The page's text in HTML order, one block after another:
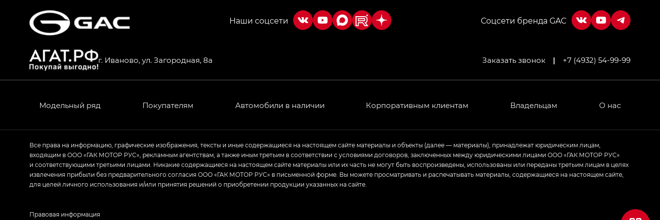
Соцсети бренда GAC
г. Иваново, ул. Загородная, 8а Заказать звонок | +7 (4932) 54-99-99
Модельный ряд Покупателям Автомобили в наличии Корпоративным клиентам Владельцам О нас
Все права на информацию, графические изображения, тексты и иные содержащиеся на настоящем сайте материалы и объекты (далее — материалы), принадлежат юридическим лицам,
входящим в ООО «ГАК МОТОР РУС», рекламным агентствам, а также иным третьим в соответствии с условиями договоров, заключенных между юридическими лицами ООО «ГАК МОТОР РУС»
и соответствующими третьими лицами. Никакие содержащиеся на настоящем сайте материалы или их часть не могут быть воспроизведены, использованы или переданы третьим лицам в целях
извлечения прибыли без предварительного согласия ООО «ГАК МОТОР РУС» в письменной форме. Вы можете просматривать и распечатывать материалы, содержащиеся на настоящем сайте,
для целей личного использования и/или принятия решений о приобретении продукции указанных на сайте.
Правовая информация